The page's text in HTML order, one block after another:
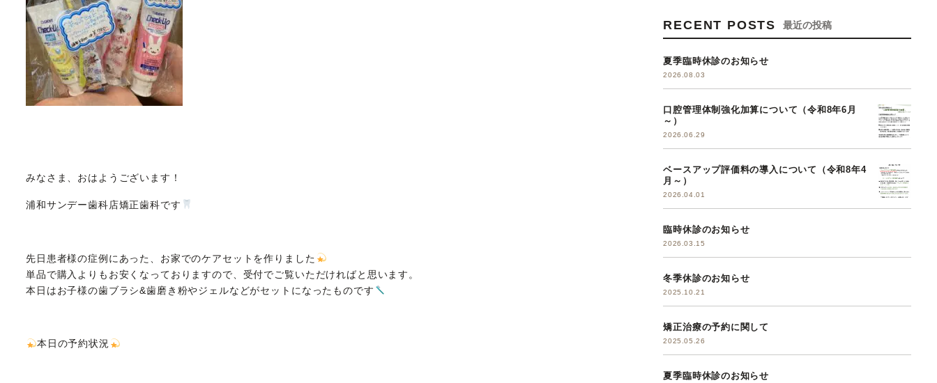
みなさま、おはようございます！
浦和サンデー歯科店矯正歯科です
先日患者様の症例にあった、お家でのケアセットを作りました
単品で購入よりもお安くなっておりますので、受付でご覧いただければと思います。
本日はお子様の歯ブラシ&歯磨き粉やジェルなどがセットになったものです
本日の予約状況
RECENT POSTS 最近の投稿
夏季臨時休診のお知らせ
2026.08.03
口腔管理体制強化加算について（令和8年6月
～）
2026.06.29
ベースアップ評価料の導入について（令和8年4
月～）
2026.04.01
臨時休診のお知らせ
2026.03.15
冬季休診のお知らせ
2025.10.21
矯正治療の予約に関して
2025.05.26
夏季臨時休診のお知らせ